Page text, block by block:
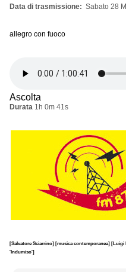
Data di trasmissione Sabato 28
allegro con fuoco
Ascolta
Durata 1h 0m 41s
[Salvatore Sciarrino] [musica contemporanea] [Luigi
'Indumiso']